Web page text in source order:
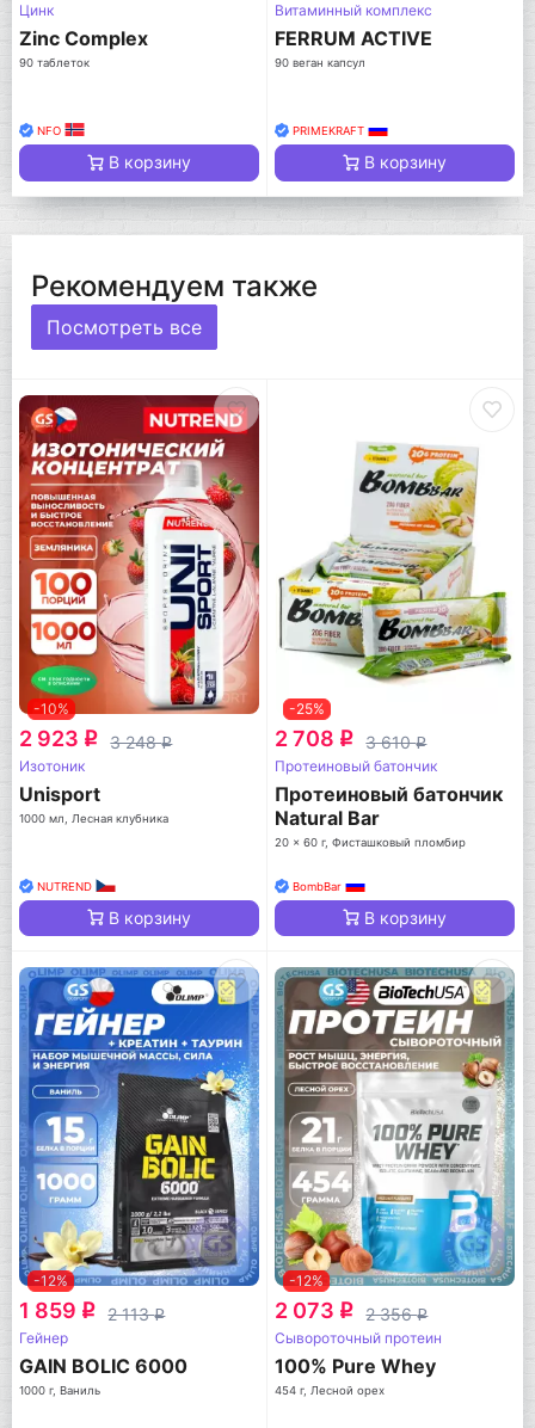
Цинк
Zinc Complex
90 таблеток
NFO
В корзину
Витаминный комплекс
FERRUM ACTIVE
90 веган капсул
PRIMEKRAFT
В корзину
Рекомендуем также
Посмотреть все
-10%
2 923 q 3 248q
Изотоник
Unisport
1000 мл, Лесная клубника
NUTREND
В корзину
-25%
2 708 q 3 610q
Протеиновый батончик
Протеиновый батончик
Natural Bar
20 x 60 г, Фисташковый пломбир
BombBar
В корзину
-12%
1 859 q 2 113q
Гейнер
GAIN BOLIC 6000
1000 г, Ваниль
-12%
2 073 q 2 356q
Сывороточный протеин
100% Pure Whey
454 г, Лесной орех